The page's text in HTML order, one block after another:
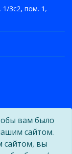
3с2, пом. 1,
вам было
сайтом.
сайтом, вы